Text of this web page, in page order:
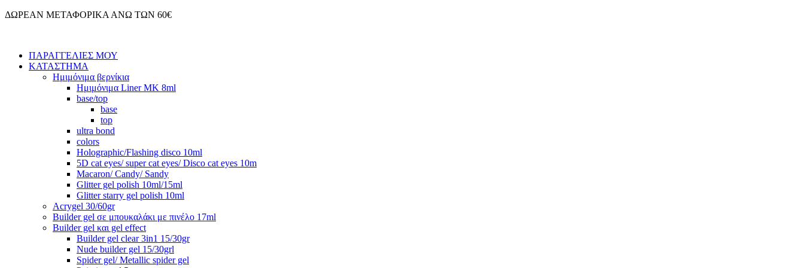
Μετάβαση
ΔΩΡΕΑΝ ΜΕΤΑΦΟΡΙΚΑ ΑΝΩ ΤΩΝ 60€
ΠΑΡΑΓΓΕΛΙΕΣ ΜΟΥ
ΚΑΤΑΣΤΗΜΑ
Ημιμόνιμα βερνίκια
Ημιμόνιμα Liner ΜΚ 8ml
base/top
base
top
ultra bond
colors
Holographic/Flashing disco 10ml
5D cat eyes/ super cat eyes/ Disco cat eyes 10m
Macaron/ Candy/ Sandy
Glitter gel polish 10ml/15ml
Glitter starry gel polish 10ml
Acrygel 30/60gr
Builder gel σε μπουκαλάκι με πινέλο 17ml
Builder gel και gel effect
Builder gel clear 3in1 15/30gr
Nude builder gel 15/30grl
Spider gel/ Metallic spider gel